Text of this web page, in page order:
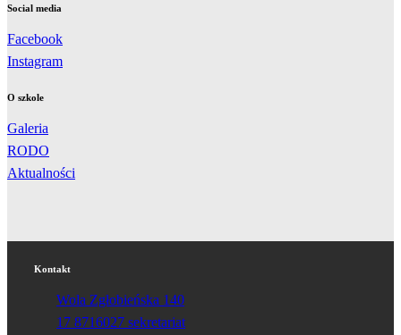
Social media
Facebook
Instagram
O szkole
Galeria
RODO
Aktualności
Kontakt
Wola Zgłobieńska 140
17 8716027 sekretariat